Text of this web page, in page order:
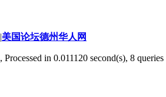
|美国论坛德州华人网
, Processed in 0.011120 second(s), 8 queries